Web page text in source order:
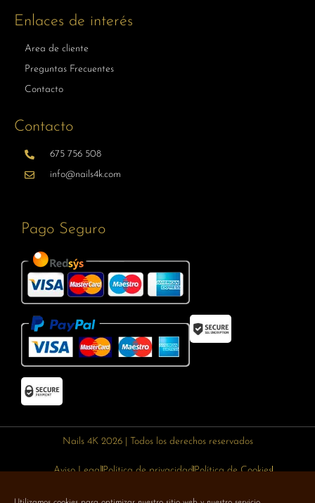
Enlaces de interés
Area de cliente
Preguntas Frecuentes
Contacto
Contacto
675 756 508
info@nails4k.com
Pago Seguro
Nails 4K 2026 | Todos los derechos reservados
Aviso LegalPolítica de privacidadPolítica de Cookies